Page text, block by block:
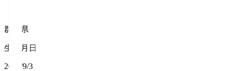
群馬県
生年月日
2003/9/3